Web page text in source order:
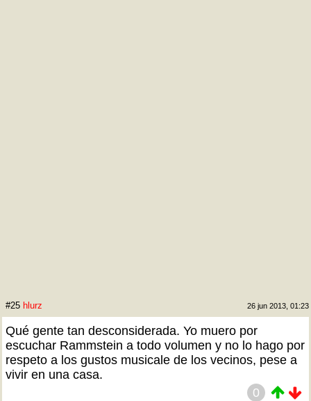
#25 hlurz 26 jun 2013, 01:23
Qué gente tan desconsiderada. Yo muero por
escuchar Rammstein a todo volumen y no lo hago por
respeto a los gustos musicale de los vecinos, pese a
vivir en una casa.
0